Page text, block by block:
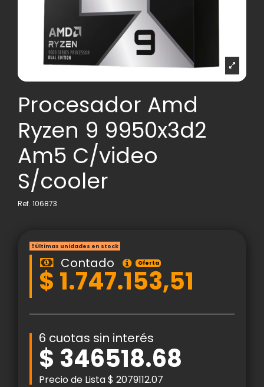
Procesador Amd
Ryzen 9 9950x3d2
Am5 C/video
S/cooler
Ref. 106873
Últimas unidades en stock
Contado Oferta
$ 1.747.153,51
6 cuotas sin interés
$ 346518.68
Precio de Lista $ 2079112.07